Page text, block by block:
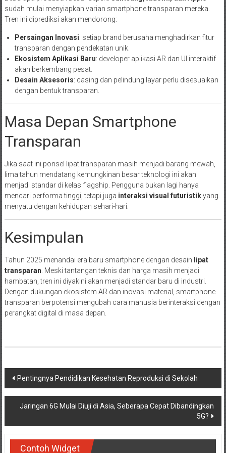
sudah mulai menyiapkan varian smartphone transparan mereka.
Tren ini diprediksi akan mendorong:
Persaingan Inovasi: setiap brand berusaha menghadirkan fitur
transparan dengan pendekatan unik.
Ekosistem Aplikasi Baru: developer aplikasi AR dan UI interaktif
akan berkembang pesat.
Desain Aksesoris: casing dan pelindung layar perlu disesuaikan
dengan bentuk transparan.
Masa Depan Smartphone
Transparan
Jika saat ini ponsel lipat transparan masih menjadi barang mewah,
lima tahun mendatang kemungkinan besar teknologi ini akan
menjadi standar di kelas flagship. Pengguna bukan lagi hanya
mencari performa tinggi, tetapi juga interaksi visual futuristikyang
menyatu dengan kehidupan sehari-hari.
Kesimpulan
Tahun 2025 menandai era baru smartphone dengan desain lipat
transparan . Meski tantangan teknis dan harga masih menjadi
hambatan, tren ini diyakini akan menjadi standar baru di industri.
Dengan dukungan ekosistem AR dan inovasi material, smartphone
transparan berpotensi mengubah cara manusia berinteraksi dengan
perangkat digital di masa depan.
Navigasi
pos
Pentingnya Pendidikan Kesehatan Reproduksi di Sekolah
Jaringan 6G Mulai Diuji di Asia, Seberapa Cepat Dibandingkan
5G?
Contoh Widget